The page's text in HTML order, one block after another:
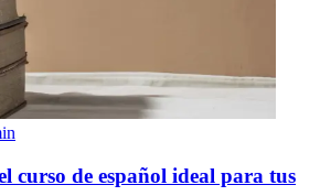
curso de español ideal para tus